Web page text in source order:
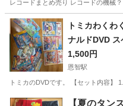
レコードまとめ売り レコードの機械
大阪 八尾市 恩智駅 その
トミカわく
ナルドDVD
1,500円
恩智駅
トミカのDVDです。 【セット内容】
大阪 八尾市 恩智駅
【夏のタン